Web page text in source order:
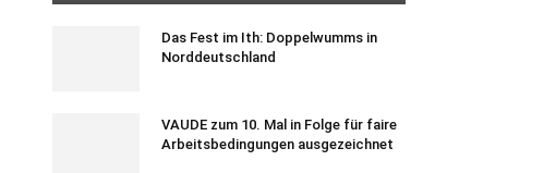
Das Fest im Ith: Doppelwumms in
Norddeutschland
VAUDE zum 10. Mal in Folge für faire
Arbeitsbedingungen ausgezeichnet